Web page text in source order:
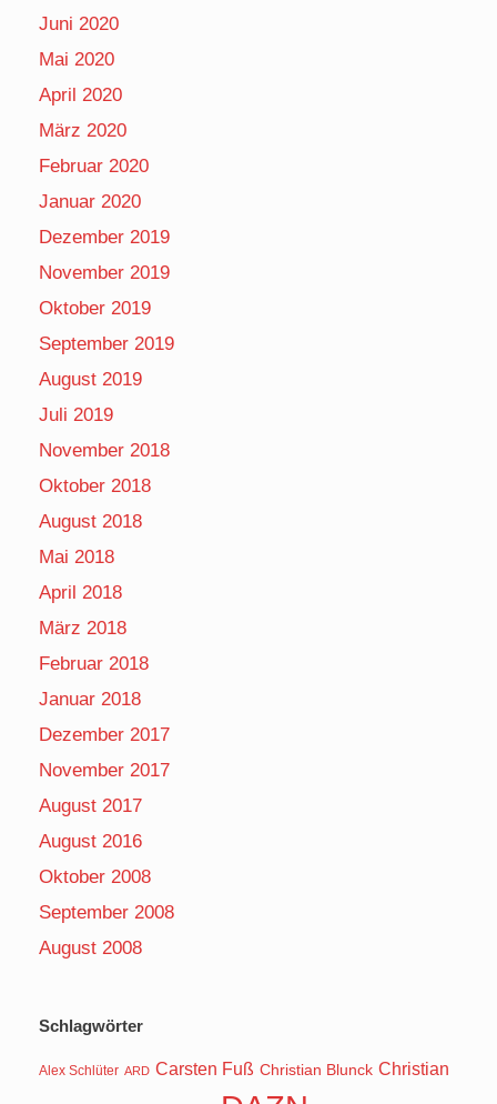
Juni 2020
Mai 2020
April 2020
März 2020
Februar 2020
Januar 2020
Dezember 2019
November 2019
Oktober 2019
September 2019
August 2019
Juli 2019
November 2018
Oktober 2018
August 2018
Mai 2018
April 2018
März 2018
Februar 2018
Januar 2018
Dezember 2017
November 2017
August 2017
August 2016
Oktober 2008
September 2008
August 2008
Schlagwörter
Alex Schlüter ARD Carsten Fuß Christian Blunck Christian